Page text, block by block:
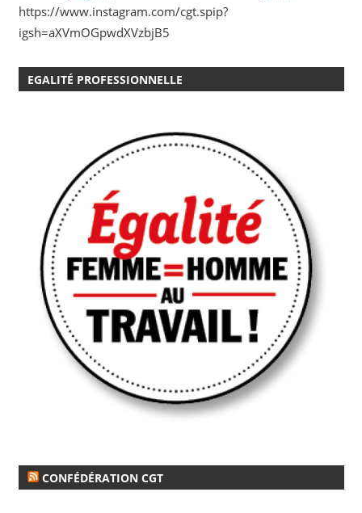
https://www.instagram.com/cgt.spip?
igsh=aXVmOGpwdXVzbjB5
EGALITÉ PROFESSIONNELLE
CONFÉDÉRATION CGT